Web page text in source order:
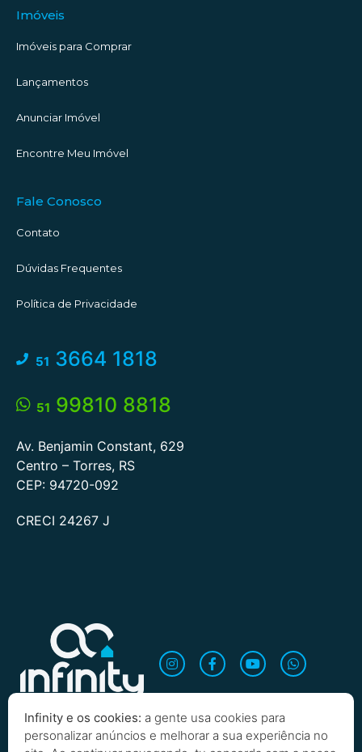
Imóveis
Imóveis para Comprar
Lançamentos
Anunciar Imóvel
Encontre Meu Imóvel
Fale Conosco
Contato
Dúvidas Frequentes
Política de Privacidade
51 3664 1818
51 99810 8818
Av. Benjamin Constant, 629
Centro – Torres, RS
CEP: 94720-092
CRECI 24267 J
Infinity e os cookies: a gente usa cookies para
personalizar anúncios e melhorar a sua experiência no